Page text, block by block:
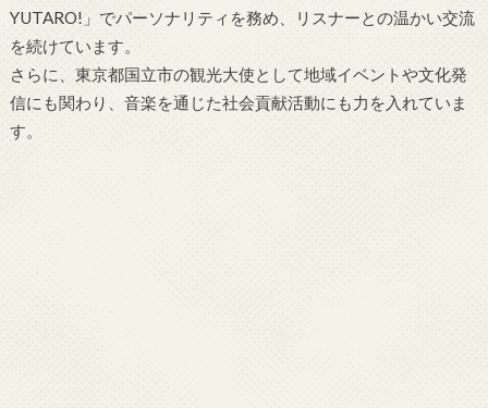
YUTARO!」でパーソナリティを務め、リスナーとの温かい交流
を続けています。
さらに、東京都国立市の観光大使として地域イベントや文化発
信にも関わり、音楽を通じた社会貢献活動にも力を入れていま
す。